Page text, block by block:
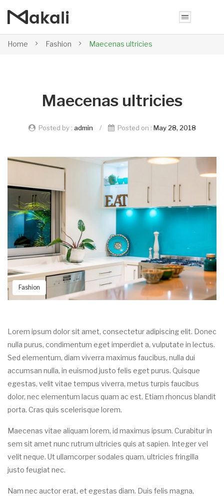
Home Fashion Maecenas ultricies
Maecenas ultricies
Posted by : admin / Posted on : May 28, 2018
Fashion
Lorem ipsum dolor sit amet, consectetur adipiscing elit. Donec
nulla purus, condimentum eget imperdiet a, vulputate in lectus.
Sed elementum, diam viverra maximus faucibus, nulla dui
accumsan nulla, in euismod justo felis eget purus. Quisque
egestas, velit vitae tempus viverra, metus turpis faucibus
dolor, nec elementum lacus quam ac est. Etiam rhoncus blandit
porta. Cras quis scelerisque lorem.
Maecenas vitae aliquam lorem, id maximus ipsum. Curabitur in
sem sit amet nunc rutrum ultricies quis at sapien. Integer vel
velit neque. Ut ullamcorper sodales quam, ultricies fringilla
justo feugiat nec.
Nam nec auctor erat, et egestas diam. Duis felis magna,